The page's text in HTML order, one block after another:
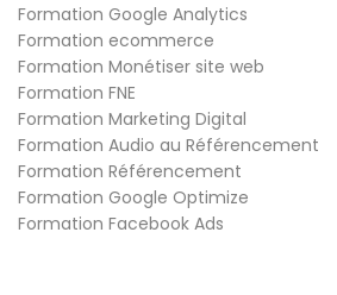
Formation Google Analytics
Formation ecommerce
Formation Monétiser site web
Formation FNE
Formation Marketing Digital
Formation Audio au Référencement
Formation Référencement
Formation Google Optimize
Formation Facebook Ads